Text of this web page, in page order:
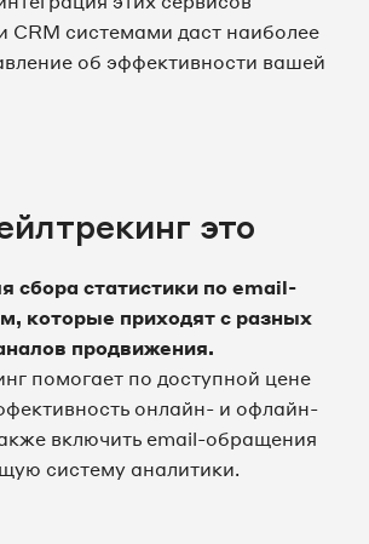
CRM системами даст наиболее
об эффективности вашей
это
сбора статистики по email-
которые приходят с разных
продвижения.
помогает по доступной цене
онлайн- и офлайн-
включить email-обращения
систему аналитики.